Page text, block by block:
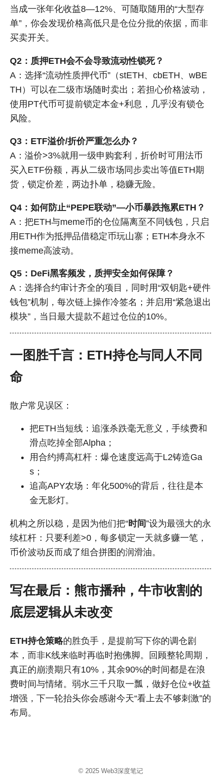
当成一张年化收益8—12%、可随取随用的“大型存
单”，你会发现价格高低只是仓位分批的依据，而非
买卖开关。
Q2：质押ETH会不会导致流动性锁死？
A：选择“流动性质押代币”（stETH、cbETH、wBE
TH）可以在二级市场随时卖出；若担心价格波动，
使用PT代币可提前锁定本金+利息，几乎没有锁仓
风险。
Q3：ETF溢价/折价严重怎么办？
A：溢价>3%就用一级申购套利，折价时可用法币
买入ETF份额，再从二级市场同步卖出等值ETH期
货，锁定价差，两边扑单，稳赚无险。
Q4：如何防止“PEPE联动”—小币暴跌拖累ETH？
A：把ETH与meme币的仓位隔离至不同钱包，只启
用ETH作为抵押品借稳定币玩山寨；ETH本身永不
接meme高波动。
Q5：DeFi黑客频发，质押安全如何保障？
A：选择合约审计齐全的项目，同时用“双钥匙+硬件
钱包”机制，每次链上操作冷签名；并启用“紧急退出
模块”，当日最大提款不超过仓位的10%。
一图胜千言：ETH持仓与同人不同
命
散户常见误区：
把ETH当短线：追涨杀跌毫无意义，手续费和
滑点吃掉全部Alpha；
用合约搏高杠杆：爆仓速度远高于L2铸造Ga
s；
追高APY农场：年化500%的背后，往往是本
金无影灯。
机构之所以稳，是因为他们把“时间”设为最强大的永
续杠杆：只要利差>0，每多锁定一天就多赚一笔，
币价波动反而成了组合拼图的润滑油。
写在最后：熊市播种，牛市收割的
底层逻辑从未改变
ETH持仓策略的胜负手，是提前写下你的调仓剧
本，而非K线来临时再临时抱佛脚。回顾整轮周期，
真正的崩溃期只有10%，其余90%的时间都是在浪
费时间与情绪。弱水三千只取一瓢，做好仓位+收益
增强，下一轮抬头你会感谢今天“看上去不够刺激”的
布局。
© 2025 Web3深度笔记